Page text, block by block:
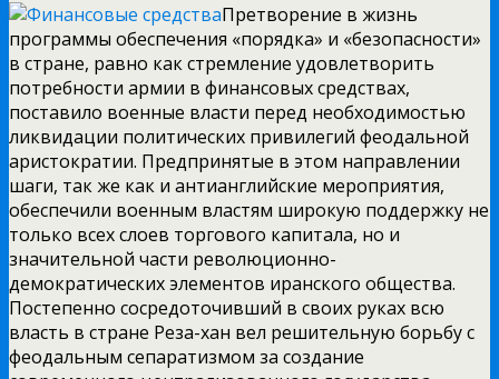
Претворение в жизнь
программы обеспечения «порядка» и «безопасности»
в стране, равно как стремление удовлетворить
потребности армии в финансовых средствах,
поставило военные власти перед необходимостью
ликвидации политических привилегий феодальной
аристократии. Предпринятые в этом направлении
шаги, так же как и антианглийские мероприятия,
обеспечили военным властям широкую поддержку не
только всех слоев торгового капитала, но и
значительной части революционно-
демократических элементов иранского общества.
Постепенно сосредоточивший в своих руках всю
власть в стране Реза-хан вел решительную борьбу с
феодальным сепаратизмом за создание